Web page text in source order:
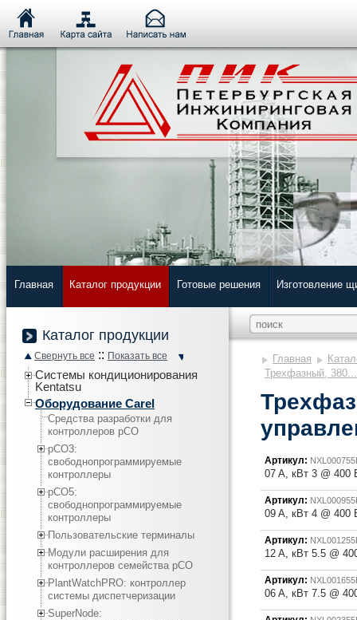
Главная Каталог продукции Готовые решения Изготовление
Каталог продукции
Свернуть все :: Показать все
Системы кондиционирования
Kentatsu
Оборудование Carel
Средства разработки для
контроллеров pCO
pCO3:
cвободнопрограммируемые
контроллеры
pCO5:
cвободнопрограммируемые
контроллеры
Пользовательские терминалы
Модули расширения для
контроллеров семейства pCO
PlantWatchPRO: контроллер
системы диспетчеризации
SuperNode:
Главная
Трехфазный,
Артикул:
07 A, кВт 3 @ 400
Артикул:
09 A, кВт 4 @ 400
Артикул:
12 A, кВт 5.5 @
Артикул:
06 A, кВт 7.5 @